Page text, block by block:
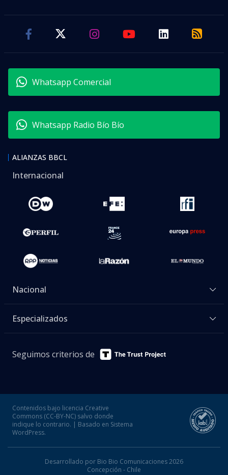
Whatsapp Comercial
Whatsapp Radio Bío Bío
ALIANZAS BBCL
Internacional
Nacional
Especializados
Seguimos criterios de
Contenidos bajo licencia Creative
Commons (CC-BY-NC) salvo donde
indique lo contrario. | Basado en Sistema
WordPress.
Desarrollado por Bio Bio Comunicaciones 2026
Concepción - Chile